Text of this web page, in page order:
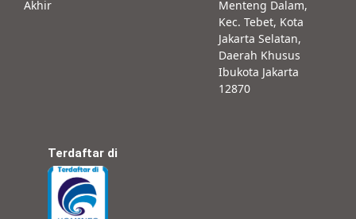
Akhir
Menteng Dalam,
Kec. Tebet, Kota
Jakarta Selatan,
Daerah Khusus
Ibukota Jakarta
12870
Terdaftar di